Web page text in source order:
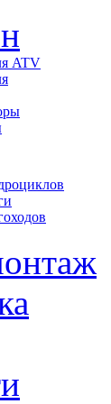
ATV